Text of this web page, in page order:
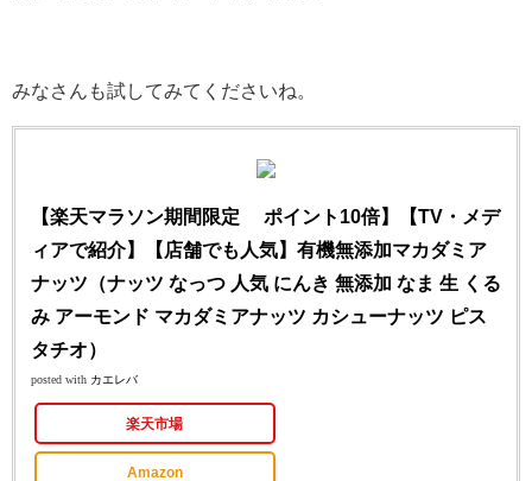
みなさんも試してみてくださいね。
【楽天マラソン期間限定 ポイント10倍】【TV・メデ
ィアで紹介】【店舗でも人気】有機無添加マカダミア
ナッツ（ナッツ なっつ 人気 にんき 無添加 なま 生 くる
み アーモンド マカダミアナッツ カシューナッツ ピス
タチオ）
posted with カエレバ
楽天市場
Amazon